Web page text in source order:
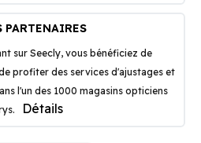
sur Seecly, vous bénéficiez de
profiter des services d'ajustages et
l'un des 1000 magasins opticiens
Détails